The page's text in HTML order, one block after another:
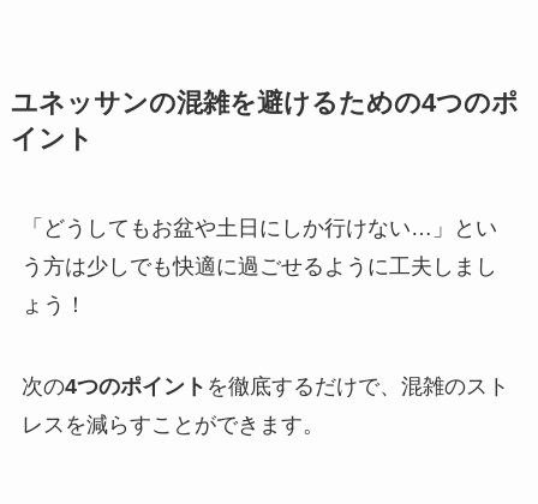
ユネッサンの混雑を避けるための4つのポ
イント
「どうしてもお盆や土日にしか行けない…」とい
う方は少しでも快適に過ごせるように工夫しまし
ょう！
次の4つのポイント を徹底するだけで、混雑のスト
レスを減らすことができます。